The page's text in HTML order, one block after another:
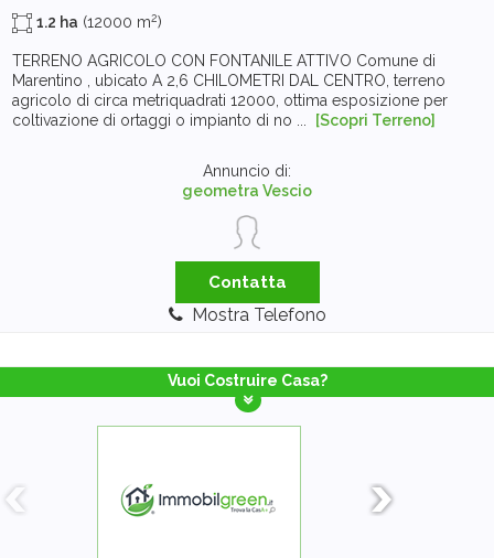
1.2 ha (12000 m2)
TERRENO AGRICOLO CON FONTANILE ATTIVO Comune di
Marentino , ubicato A 2,6 CHILOMETRI DAL CENTRO, terreno
agricolo di circa metriquadrati 12000, ottima esposizione per
coltivazione di ortaggi o impianto di no ...
[Scopri Terreno]
Annuncio di:
geometra Vescio
Contatta
Mostra Telefono
Vuoi Costruire Casa?